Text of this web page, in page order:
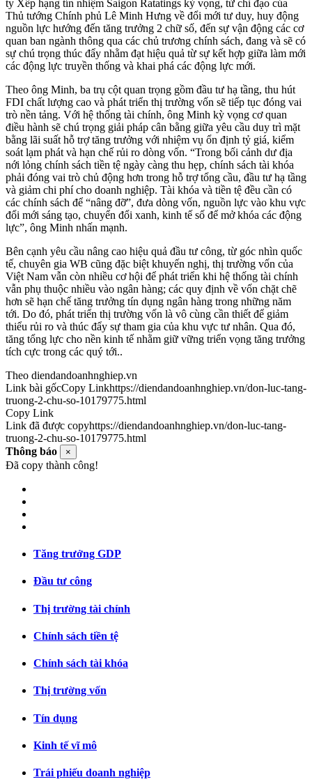
ty Xếp hạng tín nhiệm Saigon Ratatings kỳ vọng, từ chỉ đạo của
Thủ tướng Chính phủ Lê Minh Hưng về đổi mới tư duy, huy động
nguồn lực hướng đến tăng trưởng 2 chữ số, đến sự vận động các cơ
quan ban ngành thông qua các chủ trương chính sách, đang và sẽ có
sự chú trọng thúc đẩy nhằm đạt hiệu quả từ sự kết hợp giữa làm mới
các động lực truyền thống và khai phá các động lực mới.
Theo ông Minh, ba trụ cột quan trọng gồm đầu tư hạ tầng, thu hút
FDI chất lượng cao và phát triển thị trường vốn sẽ tiếp tục đóng vai
trò nền tảng. Với hệ thống tài chính, ông Minh kỳ vọng cơ quan
điều hành sẽ chú trọng giải pháp cân bằng giữa yêu cầu duy trì mặt
bằng lãi suất hỗ trợ tăng trưởng với nhiệm vụ ổn định tỷ giá, kiểm
soát lạm phát và hạn chế rủi ro dòng vốn. “Trong bối cảnh dư địa
nới lỏng chính sách tiền tệ ngày càng thu hẹp, chính sách tài khóa
phải đóng vai trò chủ động hơn trong hỗ trợ tổng cầu, đầu tư hạ tầng
và giảm chi phí cho doanh nghiệp. Tài khóa và tiền tệ đều cần có
các chính sách để “nâng đỡ”, đưa dòng vốn, nguồn lực vào khu vực
đổi mới sáng tạo, chuyển đổi xanh, kinh tế số để mở khóa các động
lực”, ông Minh nhấn mạnh.
Bên cạnh yêu cầu nâng cao hiệu quả đầu tư công, từ góc nhìn quốc
tế, chuyên gia WB cũng đặc biệt khuyến nghị, thị trường vốn của
Việt Nam vẫn còn nhiều cơ hội để phát triển khi hệ thống tài chính
vẫn phụ thuộc nhiều vào ngân hàng; các quy định về vốn chặt chẽ
hơn sẽ hạn chế tăng trưởng tín dụng ngân hàng trong những năm
tới. Do đó, phát triển thị trường vốn là vô cùng cần thiết để giảm
thiểu rủi ro và thúc đẩy sự tham gia của khu vực tư nhân. Qua đó,
tăng tổng lực cho nền kinh tế nhằm giữ vững triển vọng tăng trưởng
tích cực trong các quý tới..
Theo diendandoanhnghiep.vn
Link bài gốcCopy Linkhttps://diendandoanhnghiep.vn/don-luc-tang-
truong-2-chu-so-10179775.html
Copy Link
Link đã được copyhttps://diendandoanhnghiep.vn/don-luc-tang-
truong-2-chu-so-10179775.html
Thông báo
×
Đã copy thành công!
Tăng trưởng GDP
Đầu tư công
Thị trường tài chính
Chính sách tiền tệ
Chính sách tài khóa
Thị trường vốn
Tín dụng
Kinh tế vĩ mô
Trái phiếu doanh nghiệp